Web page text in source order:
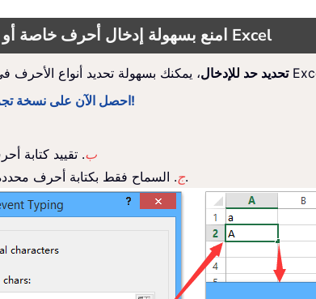
امنع بسهولة إدخال أحرف خاصة أو أرقام أو حروف في خلية/تحديد في Excel
تحديد حد للإدخال
احصل الآن على نسخة تجريبية مجانية لمدة 30 يومًا بكامل الميزات!
ب. تقييد كتابة
ج. السماح فقط بكتابة أحرف محددة، مثل الأرقام أو الحروف، حسب حاجتك.